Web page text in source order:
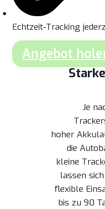
Echtzeit-Tracking
Angebot
Je
hoher
die
kleine
lassen
flexible
bis zu 90